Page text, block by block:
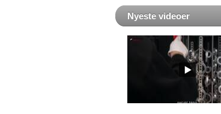
Nyeste videoer